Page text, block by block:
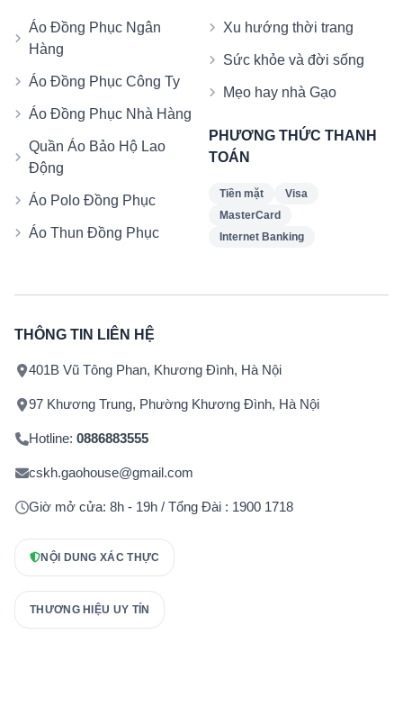
Áo Đồng Phục Ngân
Hàng
Áo Đồng Phục Công Ty
Áo Đồng Phục Nhà Hàng
Quần Áo Bảo Hộ Lao
Động
Áo Polo Đồng Phục
Áo Thun Đồng Phục
Xu hướng thời trang
Sức khỏe và đời sống
Mẹo hay nhà Gạo
PHƯƠNG THỨC THANH
TOÁN
Tiền mặt
Visa
MasterCard
Internet Banking
THÔNG TIN LIÊN HỆ
401B Vũ Tông Phan, Khương Đình, Hà Nội
97 Khương Trung, Phường Khương Đình, Hà Nội
Hotline: 0886883555
cskh.gaohouse@gmail.com
Giờ mở cửa: 8h - 19h / Tổng Đài : 1900 1718
NỘI DUNG XÁC THỰC
THƯƠNG HIỆU UY TÍN